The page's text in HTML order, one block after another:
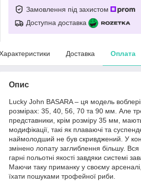
Замовлення під захистом
Доступна доставка
Доставка Оплата
Опис
Lucky John BASARA – ця модель
розмірах: 35, 40, 56, 70 та 90 мм. Але
представники, крім розміру 35 мм,
модифікації, такі як плаваючі та
наймолодший не був скривджений. У
змінено лопату заглиблення більшу. Вся
гарні польотні якості завдяки системі
Маючи таку приманку у своєму
їхати пошуками трофейної риби.